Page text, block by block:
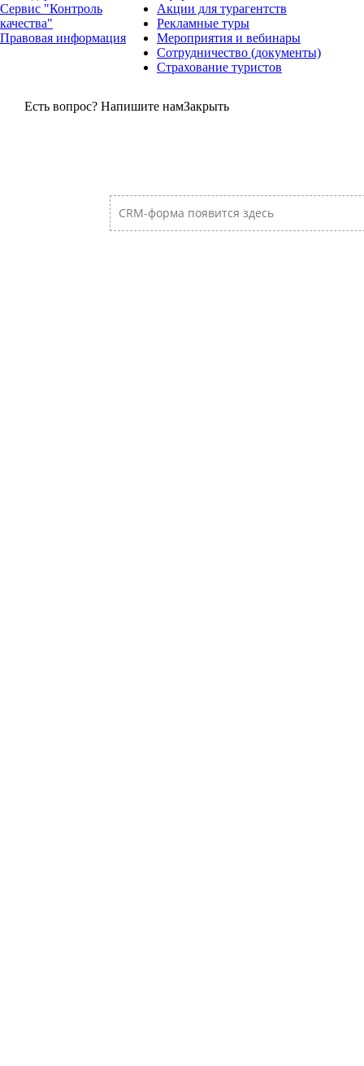
Сервис "Контроль
качества"
Правовая информация
Акции для турагентств
Рекламные туры
Мероприятия и вебинары
Сотрудничество (документы)
Страхование туристов
Есть вопрос? Напишите намЗакрыть